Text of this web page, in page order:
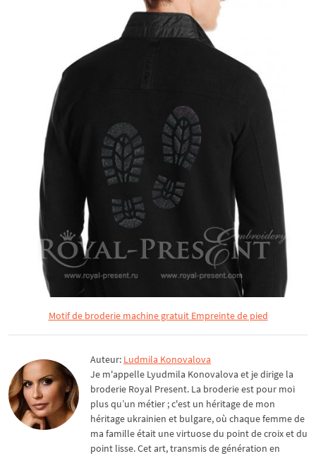
Motif de broderie machine gratuit Empreinte de pied
Auteur: Ludmila Konovalova
Je m'appelle Lyudmila Konovalova et je dirige la
broderie Royal Present. La broderie est pour moi
plus qu’un métier ; c'est un héritage de mon
héritage ukrainien et bulgare, où chaque femme de
ma famille était une virtuose du point de croix et du
point lisse. Cet art, transmis de génération en